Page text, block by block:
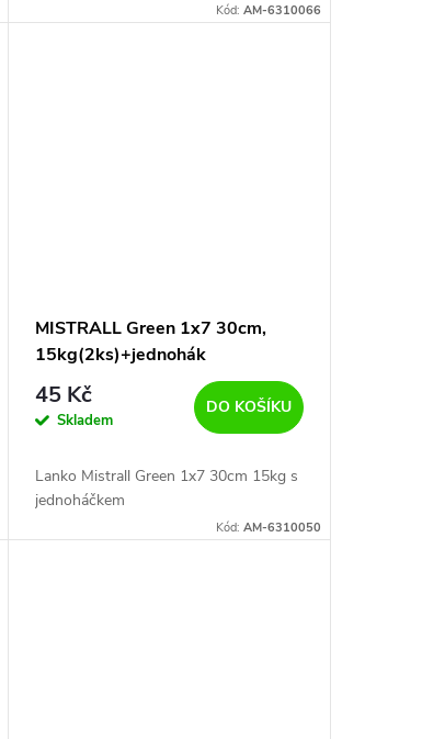
Kód: AM-6310066
MISTRALL Green 1x7 30cm,
15kg(2ks)+jednohák
45 Kč
Skladem
DO KOŠÍKU
Lanko Mistrall Green 1x7 30cm 15kg s
jednoháčkem
Kód: AM-6310050